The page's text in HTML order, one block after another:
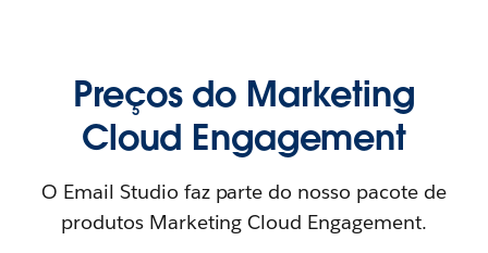
Preços do Marketing
Cloud Engagement
O Email Studio faz parte do nosso pacote de
produtos Marketing Cloud Engagement.